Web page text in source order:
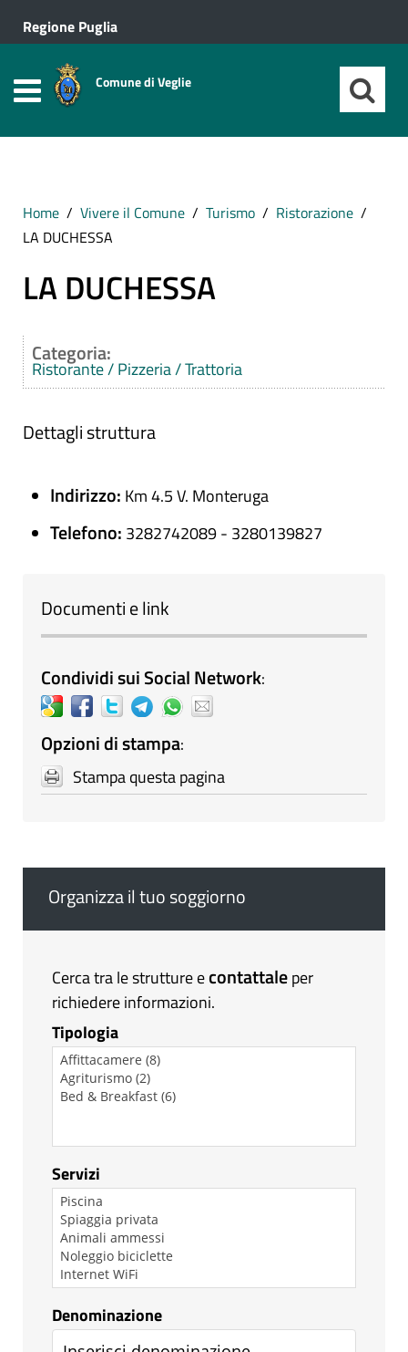
Regione Puglia
Comune di Veglie
Home Vivere il Comune Turismo
Ristorazione
LA DUCHESSA
LA DUCHESSA
Categoria:
Ristorante / Pizzeria / Trattoria
Dettagli struttura
Indirizzo: Km 4.5 V. Monteruga
Telefono: 3282742089 - 3280139827
Documenti e link
Condividi sui Social Network:
Opzioni di stampa:
Stampa questa pagina
Organizza il tuo soggiorno
Cerca tra le strutture econtattaleper
richiedere informazioni.
Tipologia
Servizi
Denominazione